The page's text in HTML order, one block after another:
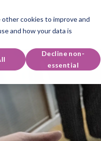
cookies to improve and
and how your data is
Decline non-
essential
服務